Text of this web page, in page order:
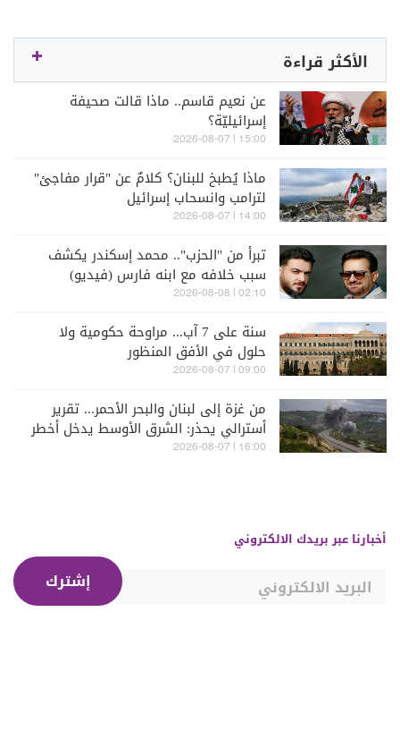
الأكثر قراءة
عن نعيم قاسم.. ماذا قالت صحيفة
إسرائيليّة؟
15:00 | 2026-08-07
ماذا يُطبخ للبنان؟ كلامٌ عن "قرار مفاجئ"
لترامب وانسحاب إسرائيل
14:00 | 2026-08-07
تبرأ من "الحزب".. محمد إسكندر يكشف
سبب خلافه مع ابنه فارس (فيديو)
02:10 | 2026-08-08
سنة على 7 آب... مراوحة حكومية ولا
حلول في الأفق المنظور
09:00 | 2026-08-07
من غزة إلى لبنان والبحر الأحمر... تقرير
أسترالي يحذر: الشرق الأوسط يدخل أخطر
مراحله
16:00 | 2026-08-07
أخبارنا عبر بريدك الالكتروني
إشترك